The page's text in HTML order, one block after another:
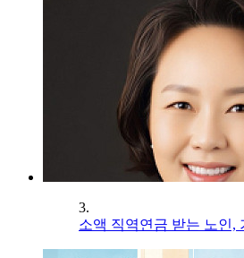
3.
소액 직역연금 받는 노인,